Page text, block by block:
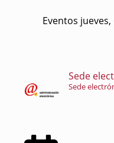
Eventos
Sede
Sede